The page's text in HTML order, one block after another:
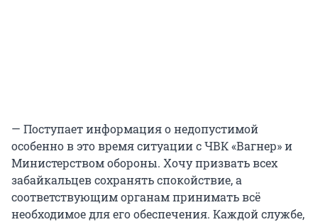
— Поступает информация о недопустимой
особенно в это время ситуации с ЧВК «Вагнер» и
Министерством обороны. Хочу призвать всех
забайкальцев сохранять спокойствие, а
соответствующим органам принимать всё
необходимое для его обеспечения. Каждой службе,